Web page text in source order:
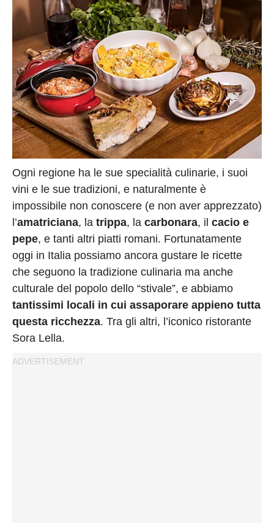
Ogni regione ha le sue specialità culinarie, i suoi
vini e le sue tradizioni, e naturalmente è
impossibile non conoscere (e non aver apprezzato)
l’amatriciana, la trippa, la carbonara, il cacio e
pepe, e tanti altri piatti romani. Fortunatamente
oggi in Italia possiamo ancora gustare le ricette
che seguono la tradizione culinaria ma anche
culturale del popolo dello “stivale”, e abbiamo
tantissimi locali in cui assaporare appieno tutta
questa ricchezza. Tra gli altri, l’iconico ristorante
Sora Lella.